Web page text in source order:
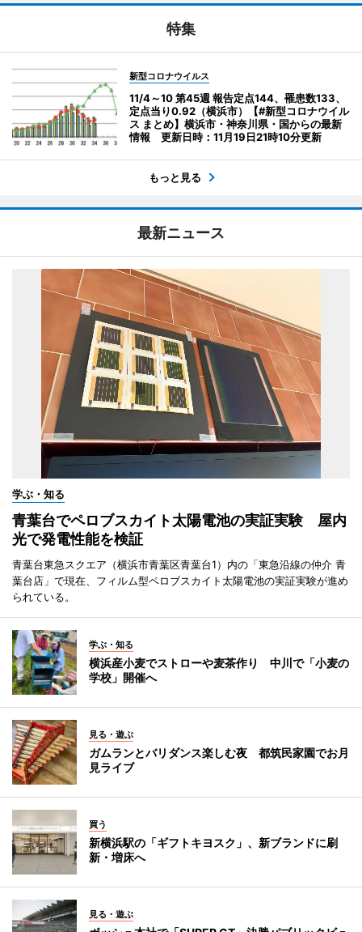
特集
新型コロナウイルス
11/4～10 第45週 報告定点144、罹患数133、
定点当り0.92（横浜市）【#新型コロナウイル
ス まとめ】横浜市・神奈川県・国からの最新
情報 更新日時：11月19日21時10分更新
もっと見る
最新ニュース
学ぶ・知る
青葉台でペロブスカイト太陽電池の実証実験 屋内
光で発電性能を検証
青葉台東急スクエア（横浜市青葉区青葉台1）内の「東急沿線の仲介 青
葉台店」で現在、フィルム型ペロブスカイト太陽電池の実証実験が進め
られている。
学ぶ・知る
横浜産小麦でストローや麦茶作り 中川で「小麦の
学校」開催へ
見る・遊ぶ
ガムランとバリダンス楽しむ夜 都筑民家園でお月
見ライブ
買う
新横浜駅の「ギフトキヨスク」、新ブランドに刷
新・増床へ
見る・遊ぶ